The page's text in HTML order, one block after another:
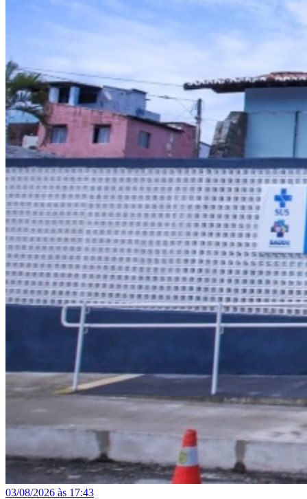
03/08/2026 às 17:43